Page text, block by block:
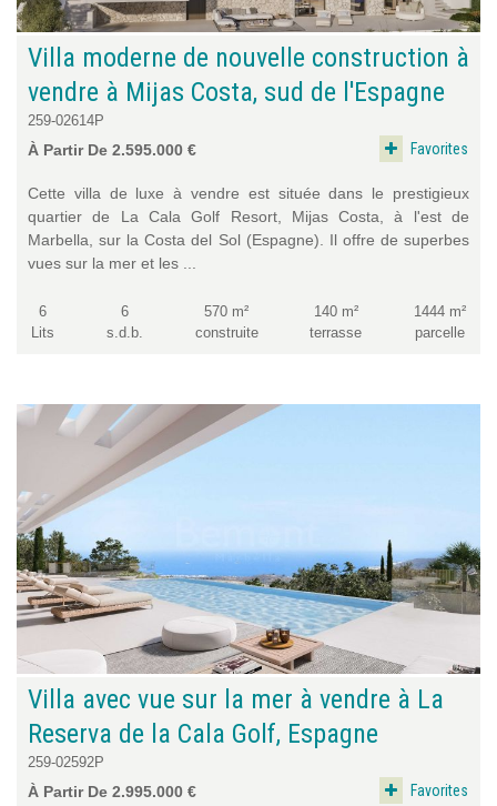
Villa moderne de nouvelle construction à
vendre à Mijas Costa, sud de l'Espagne
259-02614P
À Partir De 2.595.000 € Favorites
Cette villa de luxe à vendre est située dans le prestigieux
quartier de La Cala Golf Resort, Mijas Costa, à l'est de
Marbella, sur la Costa del Sol (Espagne). Il offre de superbes
vues sur la mer et les ...
6
Lits
6
s.d.b.
570 m²
construite
140 m²
terrasse
1444 m²
parcelle
Villa avec vue sur la mer à vendre à La
Reserva de la Cala Golf, Espagne
259-02592P
À Partir De 2.995.000 € Favorites